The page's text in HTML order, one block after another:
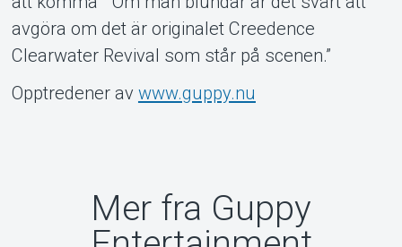
avgöra om det är originalet Creedence
Clearwater Revival som står på scenen.”
Opptredener av www.guppy.nu
Mer fra Guppy